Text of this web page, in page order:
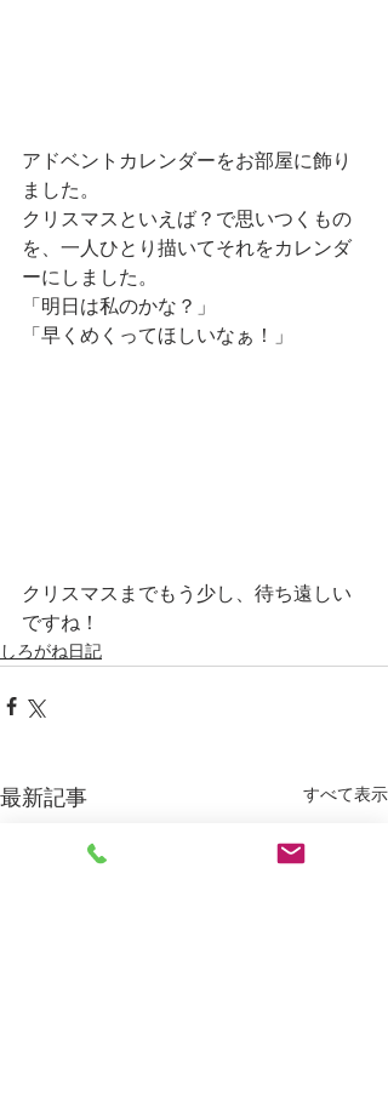
アドベントカレンダーをお部屋に飾り
ました。
クリスマスといえば？で思いつくもの
を、一人ひとり描いてそれをカレンダ
ーにしました。
「明日は私のかな？」
「早くめくってほしいなぁ！」
クリスマスまでもう少し、待ち遠しい
ですね！
しろがね日記
最新記事 すべて表示